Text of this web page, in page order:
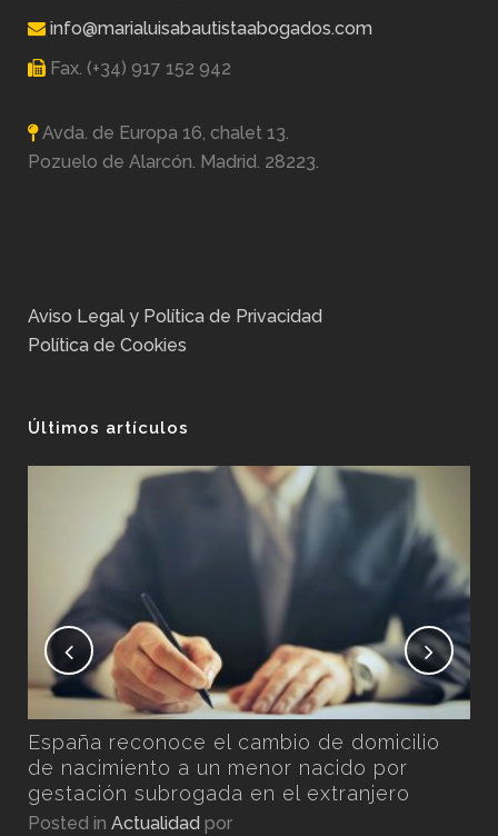
info@marialuisabautistaabogados.com
Fax. (+34) 917 152 942
Avda. de Europa 16, chalet 13.
Pozuelo de Alarcón. Madrid. 28223.
Aviso Legal y Política de Privacidad
Política de Cookies
Últimos artículos
España reconoce el cambio de domicilio
de nacimiento a un menor nacido por
gestación subrogada en el extranjero
Posted in Actualidad por